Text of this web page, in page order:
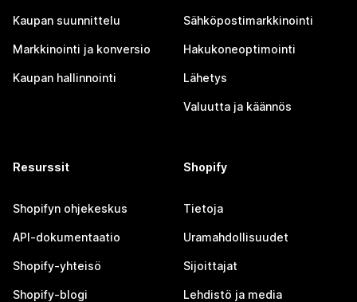
Kaupan suunnittelu
Markkinointi ja konversio
Kaupan hallinnointi
Sähköpostimarkkinointi
Hakukoneoptimointi
Lähetys
Valuutta ja käännös
Resurssit
Shopifyn ohjekeskus
API-dokumentaatio
Shopify-yhteisö
Shopify-blogi
Shopify
Tietoja
Uramahdollisuudet
Sijoittajat
Lehdistö ja media